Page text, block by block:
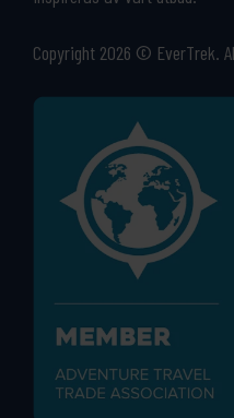
Copyright 2026 © EverTrek.